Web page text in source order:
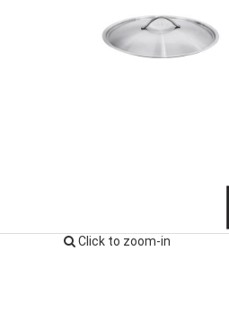
Click to zoom-in